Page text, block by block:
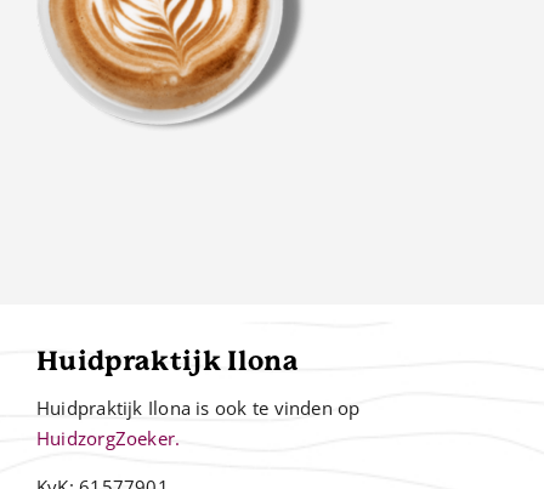
Huidpraktijk Ilona
Huidpraktijk Ilona is ook te vinden op
HuidzorgZoeker.